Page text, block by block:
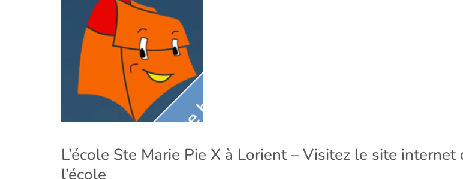
L’école Ste Marie Pie X à Lorient – Visitez le site internet
l’école